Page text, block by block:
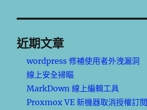
近期文章
wordpress 修補使用者外洩漏洞
線上安全掃瞄
MarkDown 線上編輯工具
Proxmox VE 新機器取消授權訂閱